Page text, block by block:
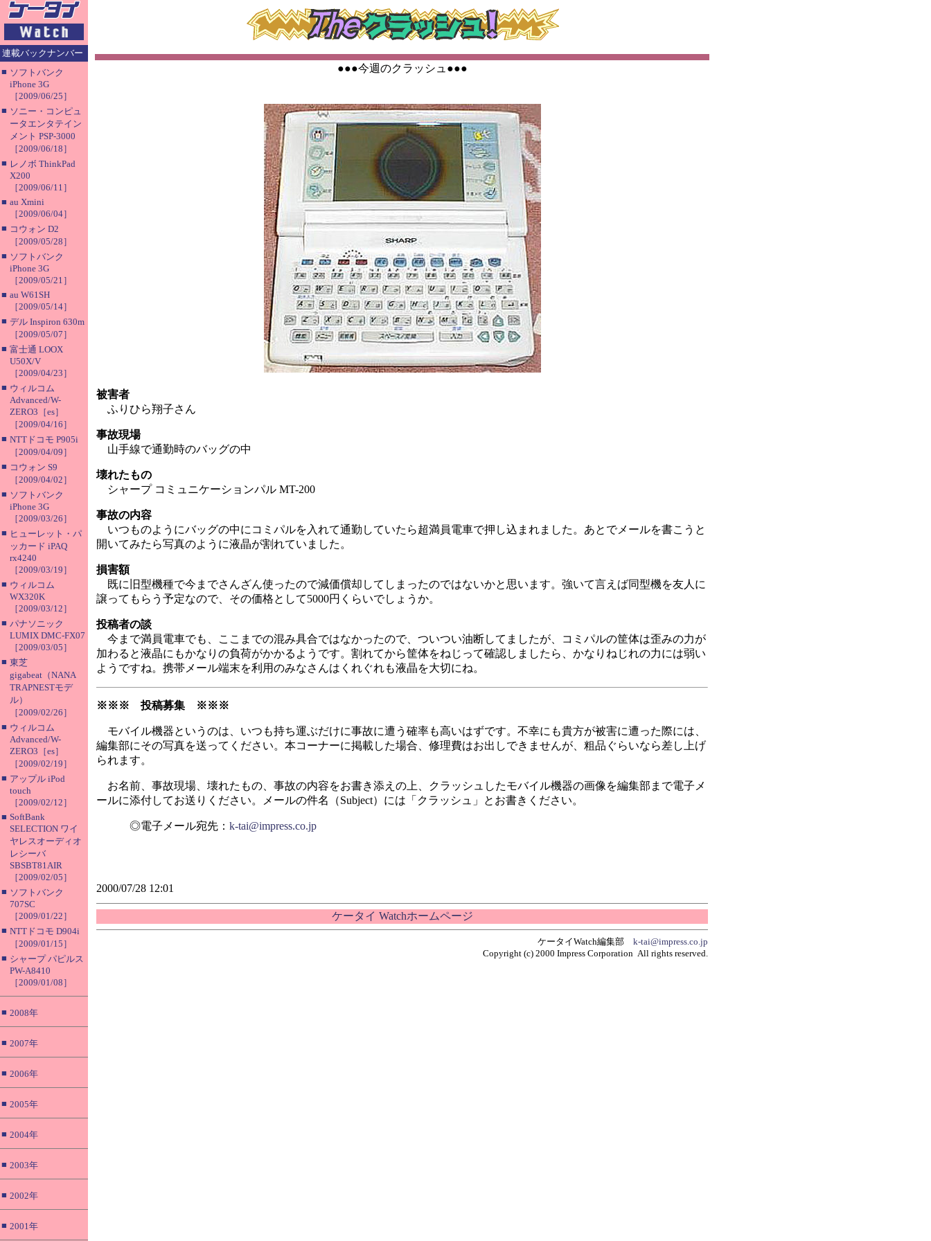
連載バックナンバー
■ ソフトバンク
iPhone 3G
［2009/06/25］
■ ソニー・コンピュ
ータエンタテイン
メント PSP-3000
［2009/06/18］
■ レノボ ThinkPad
X200
［2009/06/11］
■ au Xmini
［2009/06/04］
■ コウォン D2
［2009/05/28］
■ ソフトバンク
iPhone 3G
［2009/05/21］
■ au W61SH
［2009/05/14］
■ デル Inspiron 630m
［2009/05/07］
■ 富士通 LOOX
U50X/V
［2009/04/23］
■ ウィルコム
Advanced/W-
ZERO3［es］
［2009/04/16］
■ NTTドコモ P905i
［2009/04/09］
■ コウォン S9
［2009/04/02］
■ ソフトバンク
iPhone 3G
［2009/03/26］
■ ヒューレット・パ
ッカード iPAQ
rx4240
［2009/03/19］
■ ウィルコム
WX320K
［2009/03/12］
■ パナソニック
LUMIX DMC-FX07
［2009/03/05］
■ 東芝
gigabeat（NANA
TRAPNESTモデ
ル）
［2009/02/26］
■ ウィルコム
Advanced/W-
ZERO3［es］
［2009/02/19］
■ アップル iPod
touch
［2009/02/12］
■ SoftBank
SELECTION ワイ
ヤレスオーディオ
レシーバ
SBSBT81AIR
［2009/02/05］
■ ソフトバンク
707SC
［2009/01/22］
■ NTTドコモ D904i
［2009/01/15］
■ シャープ パピルス
PW-A8410
［2009/01/08］
■ 2008年
■ 2007年
■ 2006年
■ 2005年
■ 2004年
■ 2003年
■ 2002年
■ 2001年
●●●今週のクラッシュ●●●
被害者
ふりひら翔子さん
事故現場
山手線で通勤時のバッグの中
壊れたもの
シャープ コミュニケーションパル MT-200
事故の内容
いつものようにバッグの中にコミパルを入れて通勤していたら超満員電車で押し込まれました。あとでメールを書こうと
開いてみたら写真のように液晶が割れていました。
損害額
既に旧型機種で今までさんざん使ったので減価償却してしまったのではないかと思います。強いて言えば同型機を友人に
譲ってもらう予定なので、その価格として5000円くらいでしょうか。
投稿者の談
今まで満員電車でも、ここまでの混み具合ではなかったので、ついつい油断してましたが、コミパルの筐体は歪みの力が
加わると液晶にもかなりの負荷がかかるようです。割れてから筐体をねじって確認しましたら、かなりねじれの力には弱い
ようですね。携帯メール端末を利用のみなさんはくれぐれも液晶を大切にね。
※※※ 投稿募集 ※※※
モバイル機器というのは、いつも持ち運ぶだけに事故に遭う確率も高いはずです。不幸にも貴方が被害に遭った際には、
編集部にその写真を送ってください。本コーナーに掲載した場合、修理費はお出しできませんが、粗品ぐらいなら差し上げ
られます。
お名前、事故現場、壊れたもの、事故の内容をお書き添えの上、クラッシュしたモバイル機器の画像を編集部まで電子メ
ールに添付してお送りください。メールの件名（Subject）には「クラッシュ」とお書きください。
◎電子メール宛先： k-tai@impress.co.jp
2000/07/28 12:01
ケータイ Watchホームページ
ケータイWatch編集部 k-tai@impress.co.jp
Copyright (c) 2000 Impress Corporation All rights reserved.